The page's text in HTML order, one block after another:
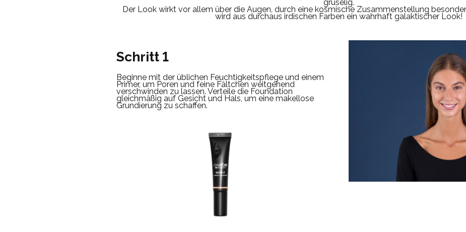
gruselig.
Der Look wirkt vor allem über die Augen, durch eine kosmische Zusammenstellung
wird aus durchaus irdischen Farben ein wahrhaft galaktischer Look!
Schritt 1
Beginne mit der üblichen Feuchtigkeitspflege und einem
Primer, um Poren und feine Fältchen weitgehend
verschwinden zu lassen. Verteile die Foundation
gleichmäßig auf Gesicht und Hals, um eine makellose
Grundierung zu schaffen.